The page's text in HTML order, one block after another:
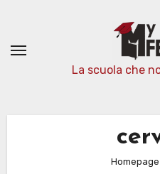
contenuto
La scuola che
Homepage